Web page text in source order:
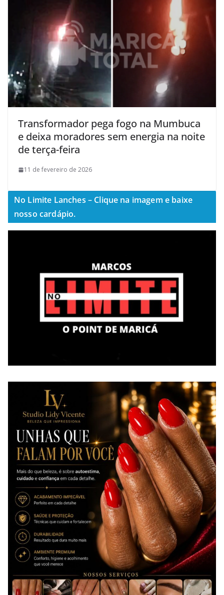
Transformador pega fogo na Mumbuca
e deixa moradores sem energia na noite
de terça-feira
11 de fevereiro de 2026
No Limite Lanches – Clique na imagem e baixe
nosso cardápio.